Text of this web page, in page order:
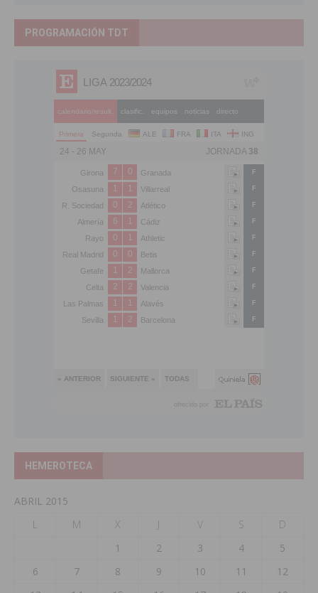
PROGRAMACIÓN TDT
HEMEROTECA
ABRIL 2015
L
M X J V S
D
1
2 3 4
5
6
7 8 9 10 11
12